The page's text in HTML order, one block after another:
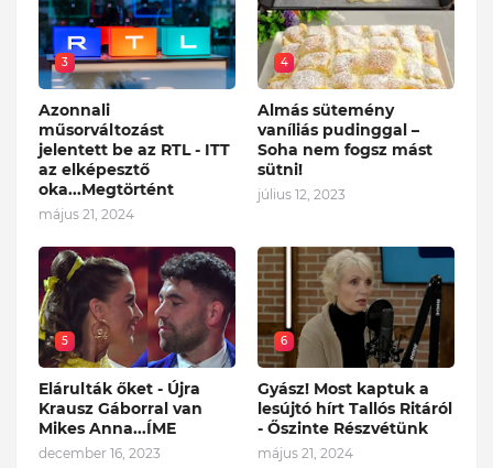
3
Azonnali
műsorváltozást
jelentett be az RTL - ITT
az elképesztő
oka...Megtörtént
május 21, 2024
4
Almás sütemény
vaníliás pudinggal –
Soha nem fogsz mást
sütni!
július 12, 2023
5
Elárulták őket - Újra
Krausz Gáborral van
Mikes Anna...ÍME
december 16, 2023
6
Gyász! Most kaptuk a
lesújtó hírt Tallós Ritáról
- Őszinte Részvétünk
május 21, 2024